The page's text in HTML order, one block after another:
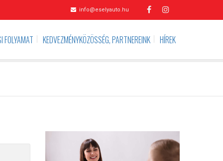
info@eselyauto.hu
FOLYAMAT KEDVEZMÉNYKÖZÖSSÉG, PARTNEREINK HÍREK